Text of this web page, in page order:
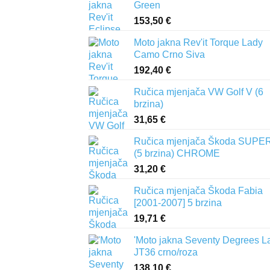
Green
153,50 €
Moto jakna Rev'it Torque Lady
Camo Crno Siva
192,40 €
Ručica mjenjača VW Golf V (6
brzina)
31,65 €
Ručica mjenjača Škoda
(5 brzina) CHROME
31,20 €
Ručica mjenjača Škoda Fabia
[2001-2007] 5 brzina
19,71 €
'Moto jakna Seventy Degrees
JT36 crno/roza